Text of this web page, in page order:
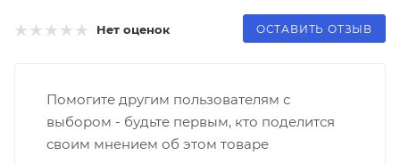
Нет оценок ОСТАВИТЬ ОТЗЫВ
Помогите другим пользователям с
выбором - будьте первым, кто поделится
своим мнением об этом товаре